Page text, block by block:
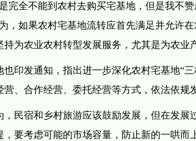
完全不能到农村去购买宅基地，但是我不
，如果农村宅基地流转应首先满足并允许
持为农业农村转型发展服务，尤其是为农业
也印发通知，指出进一步深化农村宅基地“
营、合作经营、委托经营等方式，依法依规
，民宿和乡村旅游应该鼓励发展，但在发
，要考虑可能的市场容量，防止新的一哄